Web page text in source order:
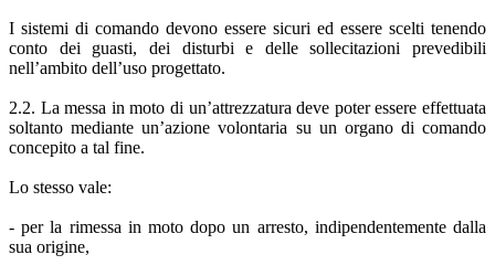
I sistemi di comando devono essere sicuri ed essere scelti tenendo
conto dei guasti, dei disturbi e delle sollecitazioni prevedibili
nell’ambito dell’uso progettato.
2.2. La messa in moto di un’attrezzatura deve poter essere effettuata
soltanto mediante un’azione volontaria su un organo di comando
concepito a tal fine.
Lo stesso vale:
- per la rimessa in moto dopo un arresto, indipendentemente dalla
sua origine,